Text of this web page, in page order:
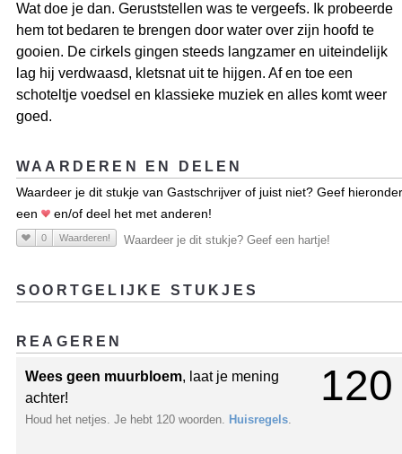
Wat doe je dan. Geruststellen was te vergeefs. Ik probeerde
hem tot bedaren te brengen door water over zijn hoofd te
gooien. De cirkels gingen steeds langzamer en uiteindelijk
lag hij verdwaasd, kletsnat uit te hijgen. Af en toe een
schoteltje voedsel en klassieke muziek en alles komt weer
goed.
WAARDEREN EN DELEN
Waardeer je dit stukje van Gastschrijver of juist niet? Geef hieronder
een
en/of deel het met anderen!
0 Waarderen! Waardeer je dit stukje? Geef een hartje!
SOORTGELIJKE STUKJES
REAGEREN
120
Wees geen muurbloem, laat je mening
achter!
Houd het netjes. Je hebt 120 woorden. Huisregels